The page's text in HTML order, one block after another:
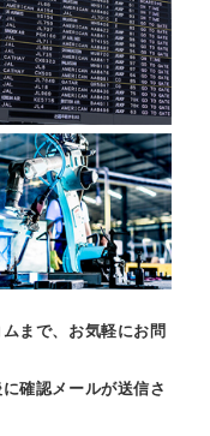
まで、お気軽にお問
確認メールが送信さ